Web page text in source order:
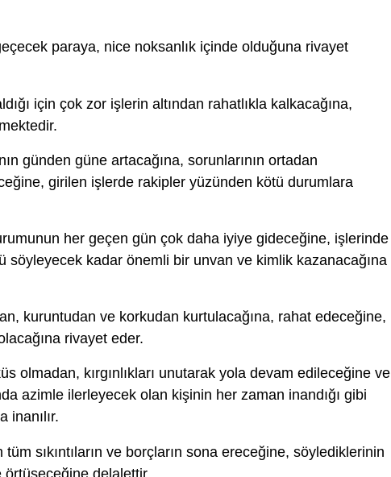
paraya, nice noksanlık içinde olduğuna rivayet
için çok zor işlerin altından rahatlıkla kalkacağına,
günden güne artacağına, sorunlarının ortadan
girilen işlerde rakipler yüzünden kötü durumlara
her geçen gün çok daha iyiye gideceğine, işlerinde
söyleyecek kadar önemli bir unvan ve kimlik kazanacağına
kuruntudan ve korkudan kurtulacağına, rahat edeceğine,
rivayet eder.
olmadan, kırgınlıkları unutarak yola devam edileceğine ve
azimle ilerleyecek olan kişinin her zaman inandığı gibi
inanılır.
sıkıntıların ve borçların sona ereceğine, söylediklerinin
örtüşeceğine delalettir.